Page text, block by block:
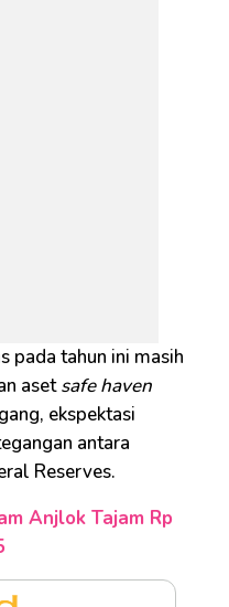
pada tahun ini masih
asetsafe haven
ekspektasi
antara
Reserves.
Anjlok Tajam Rp